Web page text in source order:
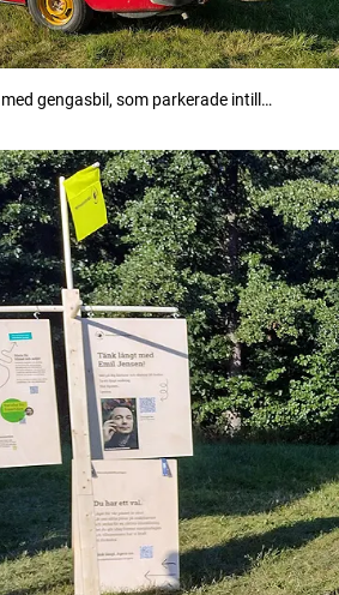
gengasbil, som parkerade intill…